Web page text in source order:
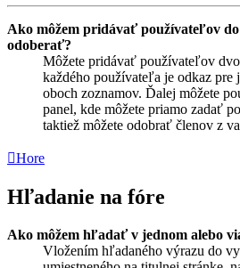
Ako môžem pridávať používateľov do
odoberať?
Môžete pridávať používateľov
každého používateľa je odkaz pre
oboch zoznamov. Ďalej môžete
panel, kde môžete priamo zadať
taktiež môžete odobrať členov z
Hore
Hľadanie na fóre
Ako môžem hľadať v jednom alebo
Vložením hľadaného výrazu do